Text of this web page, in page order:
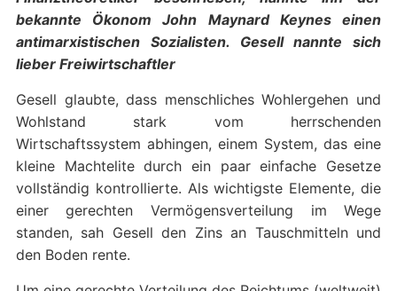
bekannte Ökonom John Maynard Keynes einen
antimarxistischen Sozialisten. Gesell nannte sich
lieber Freiwirtschaftler
Gesell glaubte, dass menschliches Wohlergehen und
Wohlstand stark vom herrschenden
Wirtschaftssystem abhingen, einem System, das eine
kleine Machtelite durch ein paar einfache Gesetze
vollständig kontrollierte. Als wichtigste Elemente, die
einer gerechten Vermögensverteilung im Wege
standen, sah Gesell den Zins an Tauschmitteln und
den Boden rente.